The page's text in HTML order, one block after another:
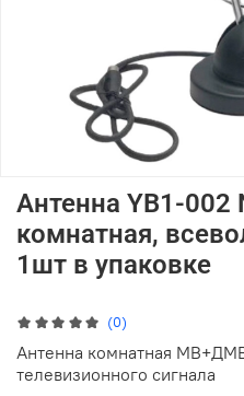
(0)
Антенна YB1-002
комнатная,
1шт в упаковке
Антенна комнатная
телевизионного сигнала